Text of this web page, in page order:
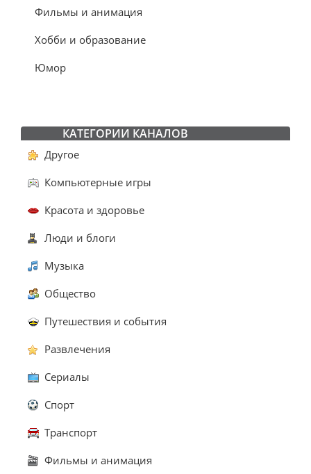
Фильмы и анимация
Хобби и образование
Юмор
КАТЕГОРИИ КАНАЛОВ
Другое
Компьютерные игры
Красота и здоровье
Люди и блоги
Музыка
Общество
Путешествия и события
Развлечения
Сериалы
Спорт
Транспорт
Фильмы и анимация